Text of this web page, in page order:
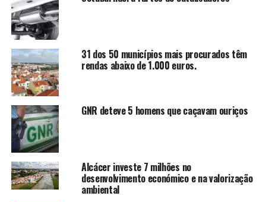
31 dos 50 municípios mais procurados têm
rendas abaixo de 1.000 euros.
GNR deteve 5 homens que caçavam ouriços
Alcácer investe 7 milhões no
desenvolvimento económico e na valorização
ambiental